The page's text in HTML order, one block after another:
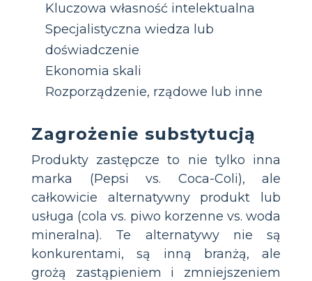
Kluczowa własność intelektualna
Specjalistyczna wiedza lub
doświadczenie
Ekonomia skali
Rozporządzenie, rządowe lub inne
Zagrożenie substytucją
Produkty zastępcze to nie tylko inna
marka (Pepsi vs. Coca-Coli), ale
całkowicie alternatywny produkt lub
usługa (cola vs. piwo korzenne vs. woda
mineralna). Te alternatywy nie są
konkurentami, są inną branżą, ale
grożą zastąpieniem i zmniejszeniem